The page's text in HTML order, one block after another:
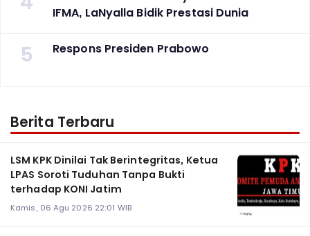
IFMA, LaNyalla Bidik Prestasi Dunia
5 Respons Presiden Prabowo
Berita Terbaru
LSM KPK Dinilai Tak Berintegritas, Ketua
LPAS Soroti Tuduhan Tanpa Bukti
terhadap KONI Jatim
Kamis, 06 Agu 2026 22:01 WIB